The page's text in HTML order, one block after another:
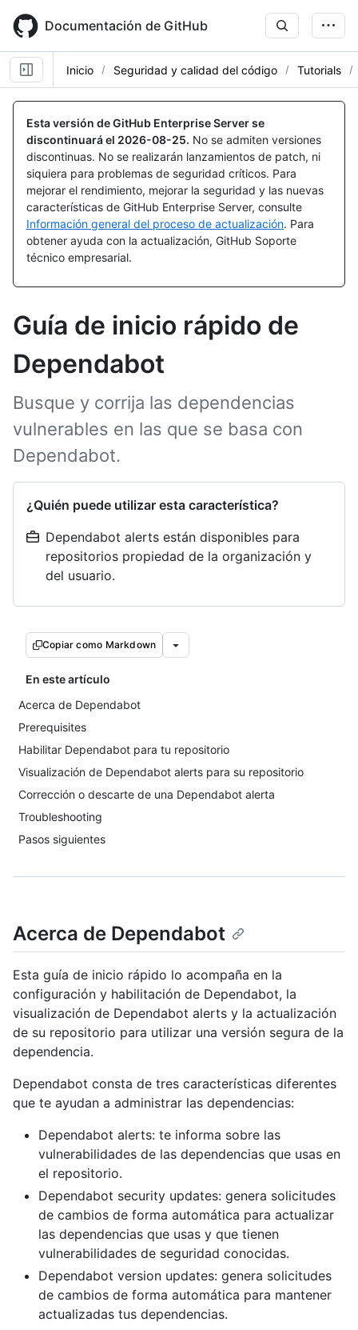
main
content
Documentación de GitHub
Inicio Seguridad y calidad del código Tutorials
Esta versión de GitHub Enterprise Server se
discontinuará el 2026-08-25. No se admiten versiones
discontinuas. No se realizarán lanzamientos de patch, ni
siquiera para problemas de seguridad críticos. Para
mejorar el rendimiento, mejorar la seguridad y las nuevas
características de GitHub Enterprise Server, consulte
Información general del proceso de actualización. Para
obtener ayuda con la actualización, GitHub Soporte
técnico empresarial.
Guía de inicio rápido de
Dependabot
Busque y corrija las dependencias
vulnerables en las que se basa con
Dependabot.
¿Quién puede utilizar esta característica?
Dependabot alerts están disponibles para
repositorios propiedad de la organización y
del usuario.
Copiar como Markdown
En este artículo
Acerca de Dependabot
Prerequisites
Habilitar Dependabot para tu repositorio
Visualización de Dependabot alerts para su repositorio
Corrección o descarte de una Dependabot alerta
Troubleshooting
Pasos siguientes
Acerca de Dependabot
Esta guía de inicio rápido lo acompaña en la
configuración y habilitación de Dependabot, la
visualización de Dependabot alerts y la actualización
de su repositorio para utilizar una versión segura de la
dependencia.
Dependabot consta de tres características diferentes
que te ayudan a administrar las dependencias:
Dependabot alerts: te informa sobre las
vulnerabilidades de las dependencias que usas en
el repositorio.
Dependabot security updates: genera solicitudes
de cambios de forma automática para actualizar
las dependencias que usas y que tienen
vulnerabilidades de seguridad conocidas.
Dependabot version updates: genera solicitudes
de cambios de forma automática para mantener
actualizadas tus dependencias.